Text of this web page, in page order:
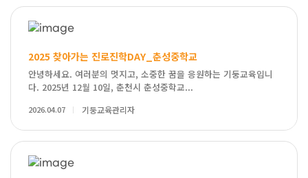
2025 찾아가는 진로진학DAY_춘성중학교
안녕하세요. 여러분의 멋지고, 소중한 꿈을 응원하는 기둥교육입니
다. 2025년 12월 10일, 춘천시 춘성중학교...
2026.04.07 기둥교육관리자